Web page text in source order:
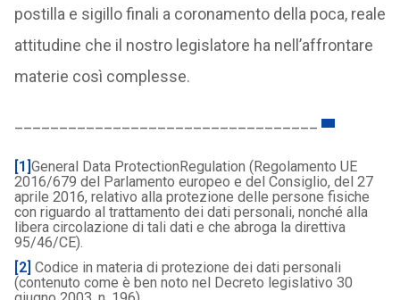
postilla e sigillo finali a coronamento della poca, reale
attitudine che il nostro legislatore ha nell’affrontare
materie così complesse.
[1] General Data ProtectionRegulation (Regolamento UE
2016/679 del Parlamento europeo e del Consiglio, del 27
aprile 2016, relativo alla protezione delle persone fisiche
con riguardo al trattamento dei dati personali, nonché alla
libera circolazione di tali dati e che abroga la direttiva
95/46/CE).
[2] Codice in materia di protezione dei dati personali
(contenuto come è ben noto nel Decreto legislativo 30